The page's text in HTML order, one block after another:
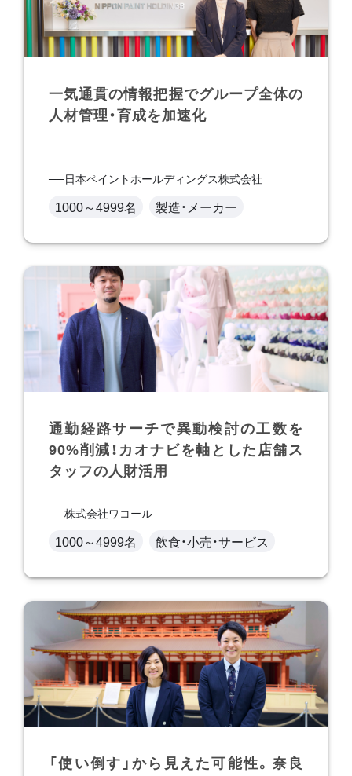
一気通貫の情報把握でグループ全体の
人材管理・育成を加速化
日本ペイントホールディングス株式会社
1000～4999名 製造・メーカー
通勤経路サーチで異動検討の工数を
90%削減！カオナビを軸とした店舗ス
タッフの人財活用
株式会社ワコール
1000～4999名 飲食・小売・サービス
「使い倒す」から見えた可能性。奈良